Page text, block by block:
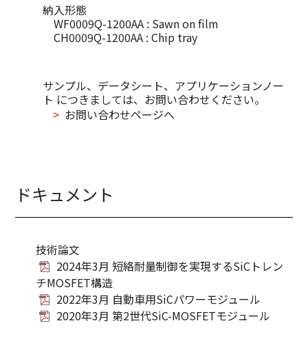
納入形態
WF0009Q-1200AA : Sawn on film
CH0009Q-1200AA : Chip tray
サンプル、データシート、アプリケーションノー
ト につきましては、お問い合わせください。
> お問い合わせページへ
ドキュメント
技術論文
2024年3月 短絡耐量制御を実現するSiCトレン
チMOSFET構造
2022年3月 自動車用SiCパワーモジュール
2020年3月 第2世代SiC-MOSFETモジュール